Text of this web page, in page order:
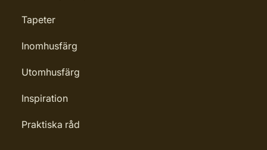
Tapeter
Inomhusfärg
Utomhusfärg
Inspiration
Praktiska råd